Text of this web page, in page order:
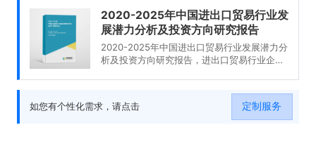
2020-2025年中国进出口贸易行业发
展潜力分析及投资方向研究报告
2020-2025年中国进出口贸易行业发展潜力分
析及投资方向研究报告，进出口贸易行业企业
易行业投资风险与营销分析，2020-2025年中
国进出口贸易行业发展战略及规划建议。
如您有个性化需求，请点击 定制服务